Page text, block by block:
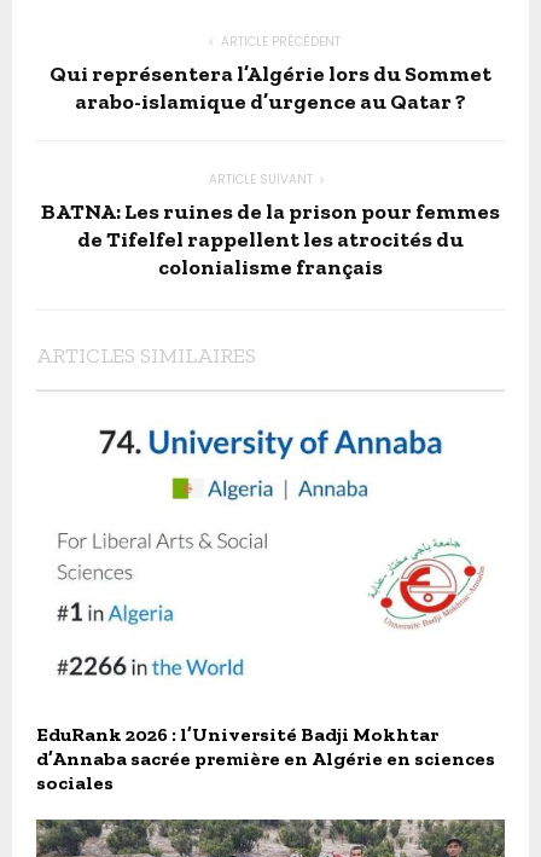
ARTICLE PRÉCÉDENT
Qui représentera l’Algérie lors du Sommet
arabo-islamique d’urgence au Qatar ?
ARTICLE SUIVANT
BATNA: Les ruines de la prison pour femmes
de Tifelfel rappellent les atrocités du
colonialisme français
ARTICLES SIMILAIRES
EduRank 2026 : l’Université Badji Mokhtar
d’Annaba sacrée première en Algérie en sciences
sociales